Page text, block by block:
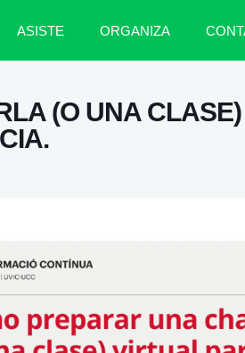
ASISTE ORGANIZA
(O UNA